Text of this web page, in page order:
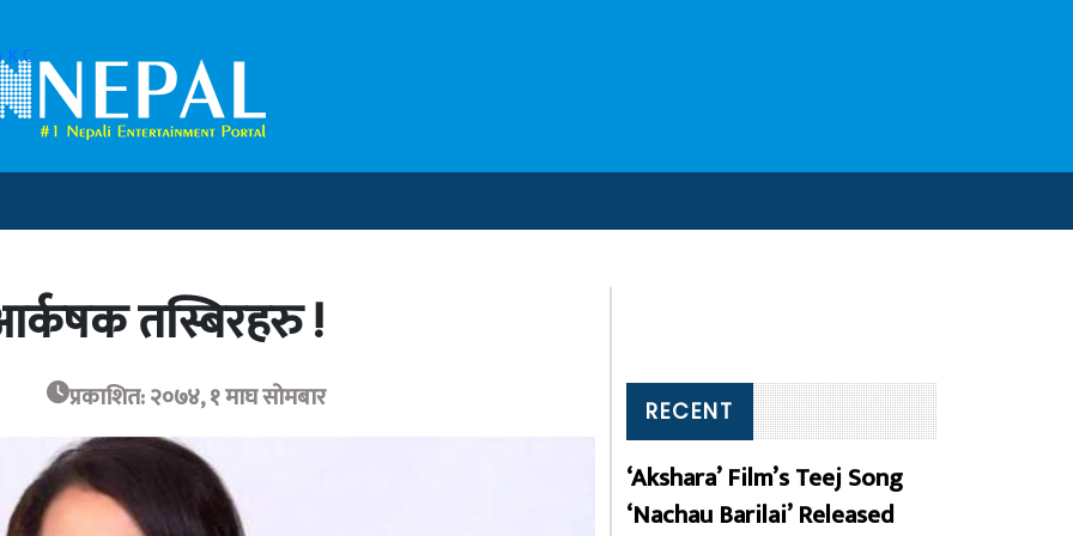
तस्बिरहरु !
प्रकाशित: २०७४, १ माघ सोमबार RECENT
‘Akshara’ Film’s Teej Song
‘Nachau Barilai’ Released